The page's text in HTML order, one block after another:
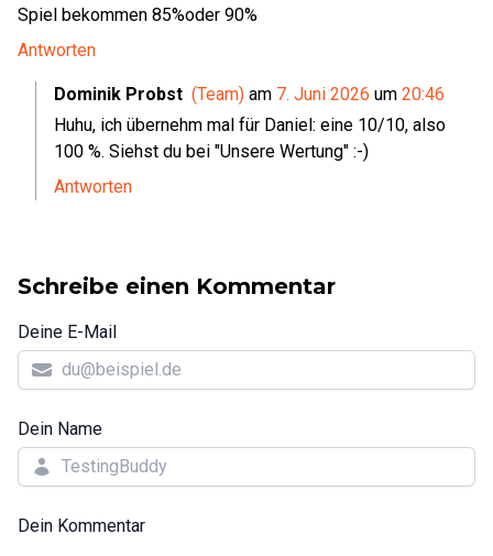
Spiel bekommen 85%oder 90%
Antworten
Dominik Probst (Team) am 7. Juni 2026 um 20:46
Huhu, ich übernehm mal für Daniel: eine 10/10, also
100 %. Siehst du bei "Unsere Wertung" :-)
Antworten
Schreibe einen Kommentar
Deine E-Mail
Dein Name
Dein Kommentar